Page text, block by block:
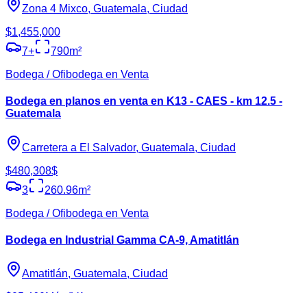
Zona 4 Mixco, Guatemala, Ciudad
$1,455,000
7+ 790m²
Bodega / Ofibodega en Venta
Bodega en planos en venta en K13 - CAES - km 12.5 -
Guatemala
Carretera a El Salvador, Guatemala, Ciudad
$480,308$
3
260.96m²
Bodega / Ofibodega en Venta
Bodega en Industrial Gamma CA-9, Amatitlán
Amatitlán, Guatemala, Ciudad